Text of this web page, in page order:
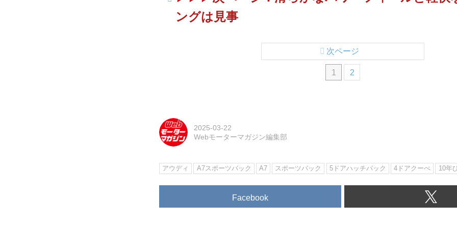
ングは見事
1 2
次ページ
2025-03-22
Webモーターマガジン編集部
アウディ A7スポーツバック A7 スポーツバック 5ドアハッチバック 4ドアクーぺ 10年
Facebook